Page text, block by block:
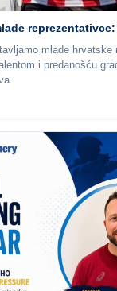
mlade hrvatske
i predanošću